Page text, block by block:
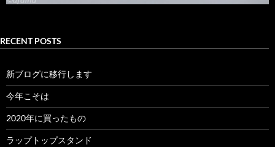
RECENT POSTS
新ブログに移行します
今年こそは
2020年に買ったもの
ラップトップスタンド